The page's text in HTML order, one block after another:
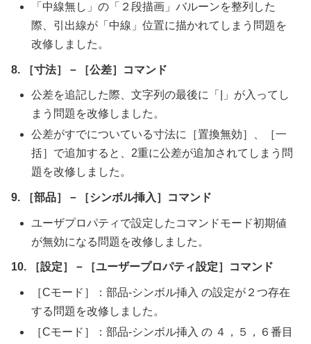
「中線無し」の「２段描画」バルーンを整列した
際、引出線が「中線」位置に描かれてしまう問題を
改修しました。
8. ［寸法］－［公差］コマンド
公差を追記した際、文字列の最後に「|」が入ってし
まう問題を改修しました。
公差がすでについている寸法に［置換無効］、［一
括］で追加すると、2重に公差が追加されてしまう問
題を改修しました。
9. ［部品］－［シンボル挿入］コマンド
ユーザプロパティで設定したコマンドモード初期値
が無効になる問題を改修しました。
10. ［設定］－［ユーザープロパティ設定］コマンド
［Cモード］：部品-シンボル挿入 の設定が２つ存在
する問題を改修しました。
［Cモード］：部品-シンボル挿入 の ４，５，６番目